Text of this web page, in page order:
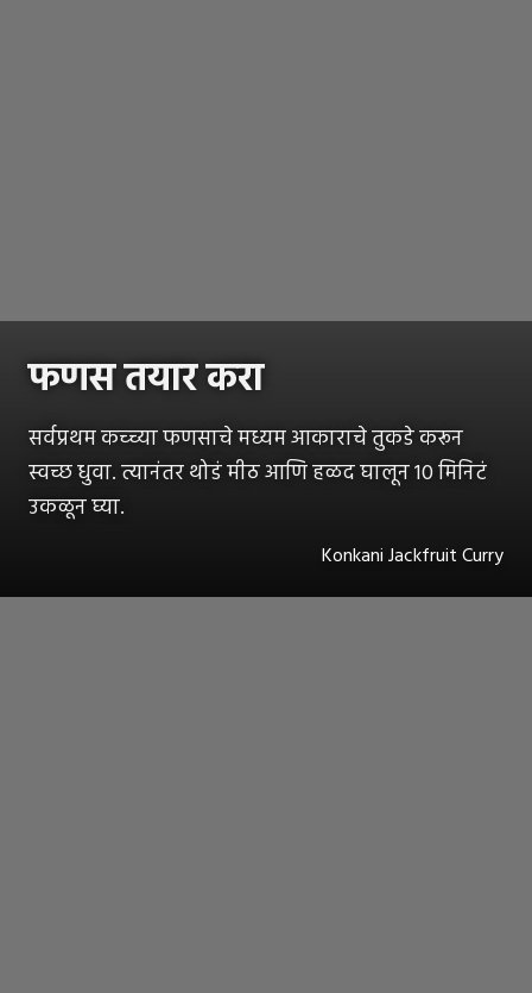
फणस तयार करा
सर्वप्रथम कच्च्या फणसाचे मध्यम आकाराचे तुकडे करून
स्वच्छ धुवा. त्यानंतर थोडं मीठ आणि हळद घालून 10 मिनिटं
उकळून घ्या.
Konkani Jackfruit Curry